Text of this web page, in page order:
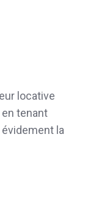
locative
tenant
la